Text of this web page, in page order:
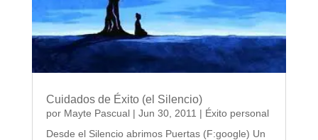
Cuidados de Éxito (el Silencio)
por Mayte Pascual| Jun 30, 2011 | Éxito personal
Desde el Silencio abrimos Puertas (F:google) Un